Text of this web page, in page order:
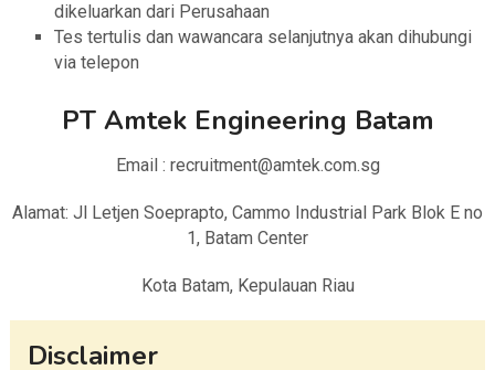
dikeluarkan dari Perusahaan
Tes tertulis dan wawancara selanjutnya akan dihubungi
via telepon
PT Amtek Engineering Batam
Email : recruitment@amtek.com.sg
Alamat: Jl Letjen Soeprapto, Cammo Industrial Park Blok E no
1, Batam Center
Kota Batam, Kepulauan Riau
Disclaimer